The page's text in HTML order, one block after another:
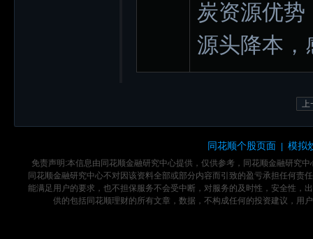
炭资源优势
源头降本，
上
同花顺个股页面 模拟
免责声明:本信息由同花顺金融研究中心提供，仅供参考，同花顺金融研究
同花顺金融研究中心不对因该资料全部或部分内容而引致的盈亏承担任何
能满足用户的要求，也不担保服务不会受中断，对服务的及时性，安全性，
供的包括同花顺理财的所有文章，数据，不构成任何的投资建议，用